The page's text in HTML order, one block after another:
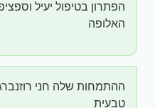
הפתרון בטיפול יעיל
האלופה
ההתמחות שלה חני
טבעית